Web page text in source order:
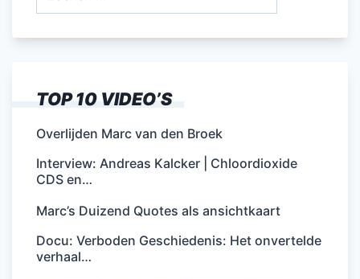
TOP 10 VIDEO’S
Overlijden Marc van den Broek
Interview: Andreas Kalcker | Chloordioxide
CDS en…
Marc’s Duizend Quotes als ansichtkaart
Docu: Verboden Geschiedenis: Het onvertelde
verhaal…